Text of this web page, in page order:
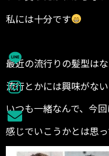
私には十分です
最近の流行りの髪型は
流行とかには興味がな
いつも一緒なんで、今
感じでいこうかとは思